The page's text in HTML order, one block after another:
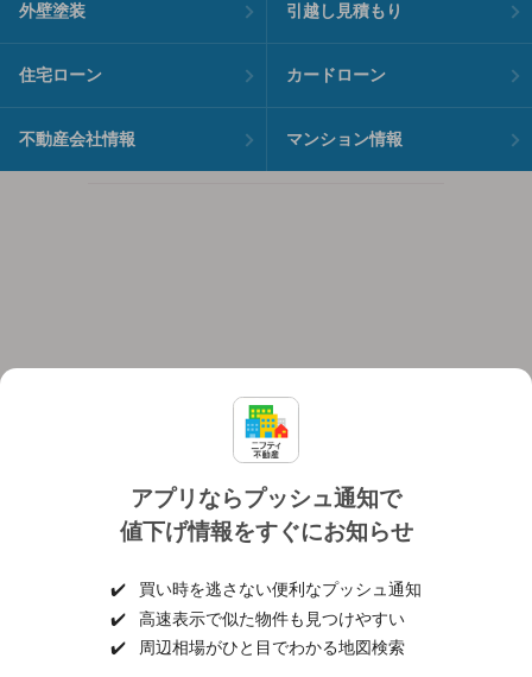
アプリならプッシュ通知で
値下げ情報をすぐにお知らせ
✔️
買い時を逃さない便利なプッシュ通知
✔️
高速表示で似た物件も見つけやすい
✔️
周辺相場がひと目でわかる地図検索
外壁塗装 引越し見積もり
住宅ローン カードローン
不動産会社情報 マンション情報
個人情報保護ポリシー 利用規約
ヘルプ・お問い合わせ 採用情報